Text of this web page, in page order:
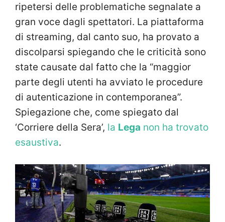
ripetersi delle problematiche segnalate a
gran voce dagli spettatori. La piattaforma
di streaming, dal canto suo, ha provato a
discolparsi spiegando che le criticità sono
state causate dal fatto che la “maggior
parte degli utenti ha avviato le procedure
di autenticazione in contemporanea”.
Spiegazione che, come spiegato dal
‘Corriere della Sera’, la Lega non ha trovato
esaustiva.